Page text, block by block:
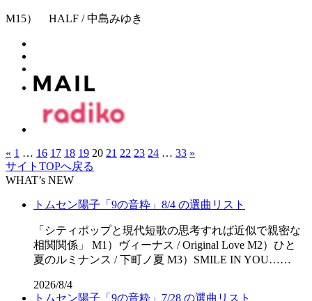
M15） HALF / 中島みゆき
« 1 … 16 17 18 19 20 21 22 23 24 … 33 »
サイトTOPへ戻る
WHAT’s NEW
トムセン陽子「9の音粋」8/4 の選曲リスト
「シティポップと現代短歌の思考すれば近似で親密な
相関関係」 M1）ヴィーナス / Original Love M2）ひと
夏のルミナンス / 下町ノ夏 M3）SMILE IN YOU……
2026/8/4
トムセン陽子「9の音粋」7/28 の選曲リスト